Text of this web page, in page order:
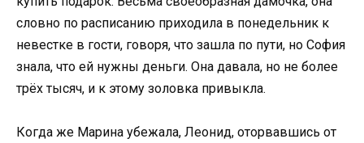
словно по расписанию приходила в понедельник к
невестке в гости, говоря, что зашла по пути, но София
знала, что ей нужны деньги. Она давала, но не более
трёх тысяч, и к этому золовка привыкла.
Когда же Марина убежала, Леонид, оторвавшись от